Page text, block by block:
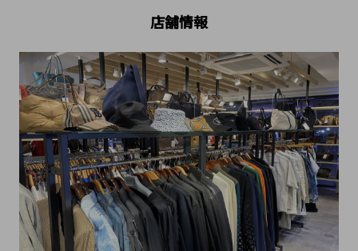
店舗情報